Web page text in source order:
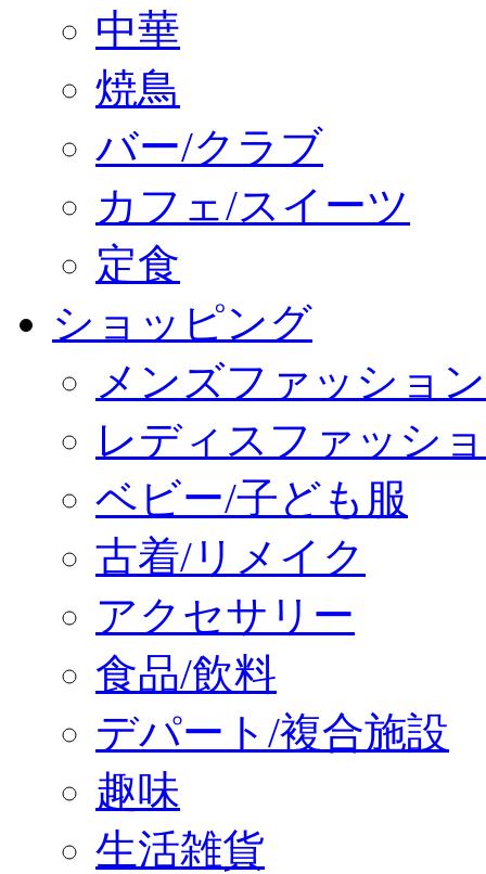
中華
焼鳥
バー/クラブ
カフェ/スイーツ
定食
ショッピング
メンズファッション
レディスファッシ
ベビー/子ども服
古着/リメイク
アクセサリー
食品/飲料
デパート/複合施設
趣味
生活雑貨